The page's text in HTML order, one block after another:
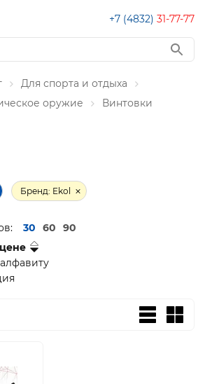
+7 (4832) 31-77-77
Для спорта и отдыха
оружие Винтовки
Бренд: Ekol
30 60
90